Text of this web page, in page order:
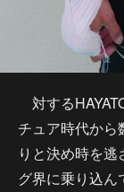
対する
チュア時代から
りと決め時を
グ界に乗り込ん